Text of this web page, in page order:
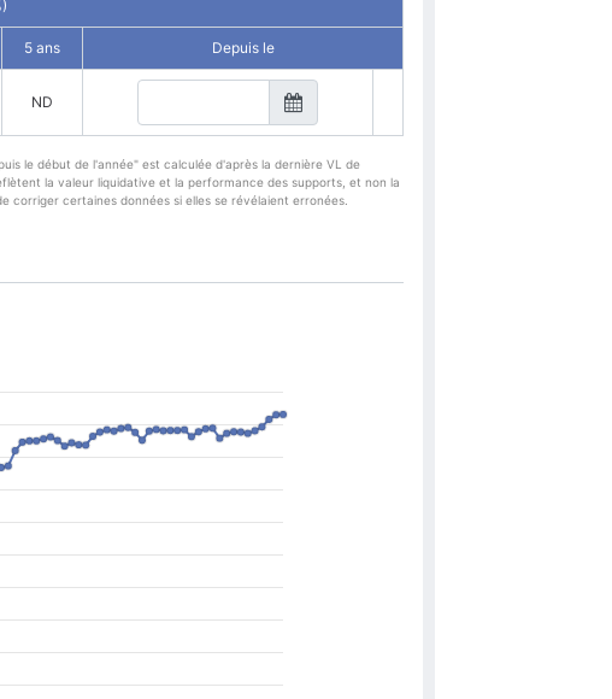
5 ans Depuis le
ND
le début de l'année" est calculée d'après la dernière VL de
la valeur liquidative et la performance des supports, et non la
corriger certaines données si elles se révélaient erronées.